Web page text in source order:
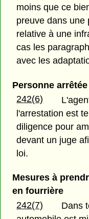
moins que ce
preuve dans une
relative à une
cas les
avec les
Personne
242(6)
l'arrestation est
diligence pour
devant un juge
loi.
Mesures à
en fourrière
242(7)
Dans